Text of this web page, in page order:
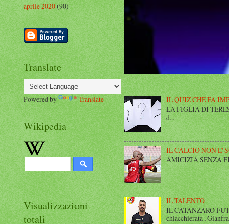
IL QUIZ CHE FA
LA FIGLIA DI
d...
IL CALCIO NON E'
AMICIZIA SENZA
IL TALENTO
IL CATANZARO
chiacchierata ,
aprile 2020(90)
Translate
Powered by Translate
Wikipedia
Visualizzazioni
totali